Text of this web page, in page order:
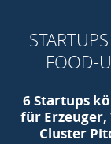
FOOD-
6 Startups
für
Cluster